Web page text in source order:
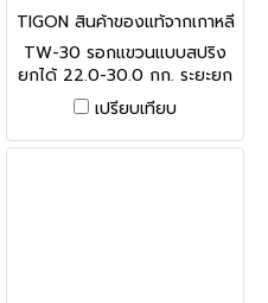
TIGON สินค้าของแท้จากเกาหลี
TW-30
TW-30 รอกแขวนแบบสปริง
ยกได้ 22.0-30.0 กก. ระยะยก
1.5 ม. "TIGON" มาตรฐานสากล
จากประเทศเกาหลี
เปรียบเทียบ